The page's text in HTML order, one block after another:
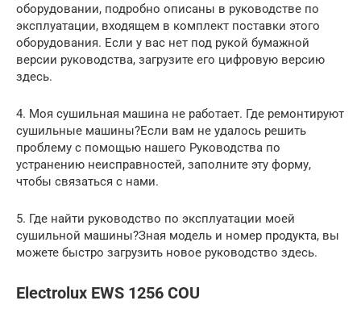
оборудовании, подробно описаны в руководстве по
эксплуатации, входящем в комплект поставки этого
оборудования. Если у вас нет под рукой бумажной
версии руководства, загрузите его цифровую версию
здесь.
4. Моя сушильная машина не работает. Где ремонтируют
сушильные машины?Если вам не удалось решить
проблему с помощью нашего Руководства по
устранению неисправностей, заполните эту форму,
чтобы связаться с нами.
5. Где найти руководство по эксплуатации моей
сушильной машины?Зная модель и номер продукта, вы
можете быстро загрузить новое руководство здесь.
Electrolux EWS 1256 COU